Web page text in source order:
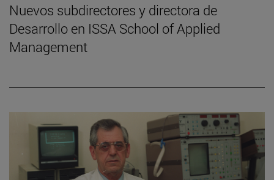
Nuevos subdirectores y directora de
Desarrollo en ISSA School of Applied
Management